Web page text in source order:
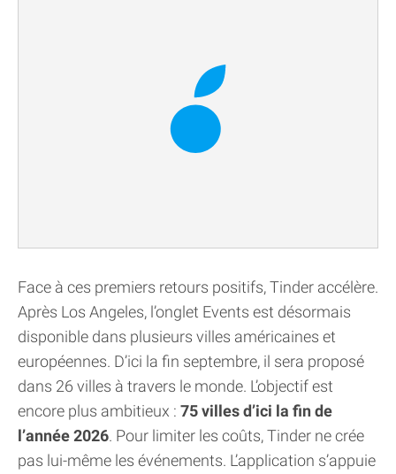
Face à ces premiers retours positifs, Tinder accélère.
Après Los Angeles, l’onglet Events est désormais
disponible dans plusieurs villes américaines et
européennes. D’ici la fin septembre, il sera proposé
dans 26 villes à travers le monde. L’objectif est
encore plus ambitieux : 75 villes d’ici la fin de
l’année 2026. Pour limiter les coûts, Tinder ne crée
pas lui-même les événements. L’application s’appuie